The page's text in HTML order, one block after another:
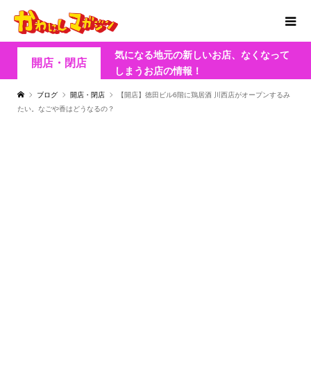
開店・閉店
気になる地元の新しいお店、なくなって
しまうお店の情報！
ブログ 開店・閉店
【開店】徳田ビル6階に鶏居酒 川西店がオープンするみ
たい。なごや香はどうなるの？